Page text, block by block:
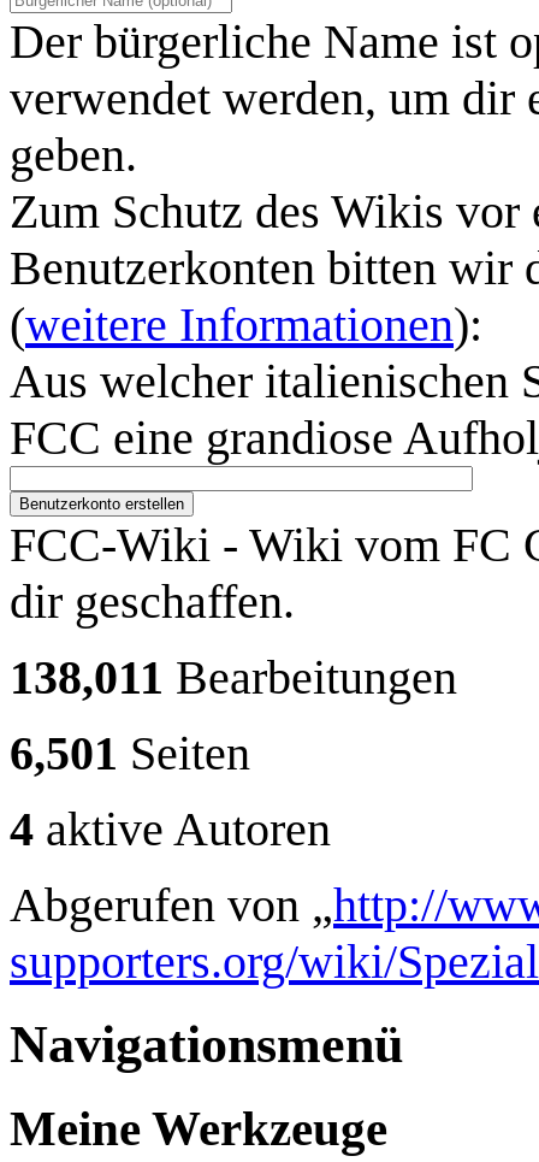
Der bürgerliche Name ist
verwendet werden, um dir
geben.
Zum Schutz des Wikis
Benutzerkonten bitten wir
(weitere Informationen):
Aus welcher italienischen
FCC eine grandiose
Benutzerkonto erstellen
FCC-Wiki - Wiki vom FC
dir geschaffen.
138,011 Bearbeitungen
6,501 Seiten
4 aktive Autoren
Abgerufen von „http://
supporters.org/wiki/
Navigationsmenü
Meine Werkzeuge